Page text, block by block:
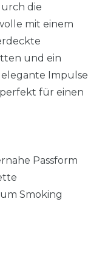
die
mit einem
und ein
elegante Impulse
für einen
Passform
Smoking